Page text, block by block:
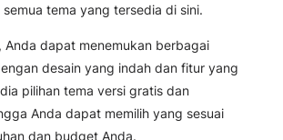
tema yang tersedia di sini.
Anda dapat menemukan berbagai
desain yang indah dan fitur yang
pilihan tema versi gratis dan
Anda dapat memilih yang sesuai
dan budget Anda.